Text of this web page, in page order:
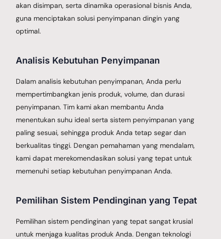
akan disimpan, serta dinamika operasional bisnis Anda,
guna menciptakan solusi penyimpanan dingin yang
optimal.
Analisis Kebutuhan Penyimpanan
Dalam analisis kebutuhan penyimpanan, Anda perlu
mempertimbangkan jenis produk, volume, dan durasi
penyimpanan. Tim kami akan membantu Anda
menentukan suhu ideal serta sistem penyimpanan yang
paling sesuai, sehingga produk Anda tetap segar dan
berkualitas tinggi. Dengan pemahaman yang mendalam,
kami dapat merekomendasikan solusi yang tepat untuk
memenuhi setiap kebutuhan penyimpanan Anda.
Pemilihan Sistem Pendinginan yang Tepat
Pemilihan sistem pendinginan yang tepat sangat krusial
untuk menjaga kualitas produk Anda. Dengan teknologi